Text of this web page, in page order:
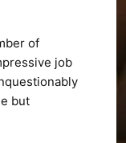
of
job
but